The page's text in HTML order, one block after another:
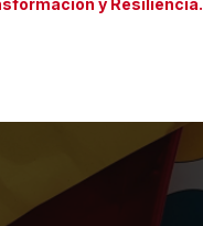
y Resiliencia.